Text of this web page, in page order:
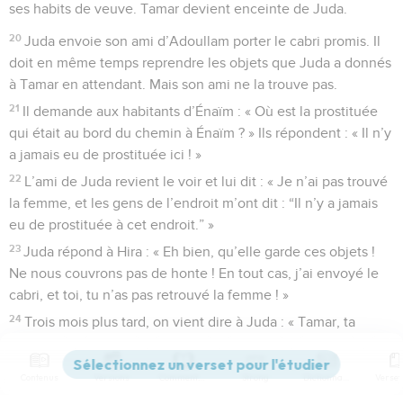
ses habits de veuve. Tamar devient enceinte de Juda.
20 Juda envoie son ami d’Adoullam porter le cabri promis. Il
doit en même temps reprendre les objets que Juda a donnés
à Tamar en attendant. Mais son ami ne la trouve pas.
21 Il demande aux habitants d’Énaïm : « Où est la prostituée
qui était au bord du chemin à Énaïm ? » Ils répondent : « Il n’y
a jamais eu de prostituée ici ! »
22 L’ami de Juda revient le voir et lui dit : « Je n’ai pas trouvé
la femme, et les gens de l’endroit m’ont dit : “Il n’y a jamais
eu de prostituée à cet endroit.” »
23 Juda répond à Hira : « Eh bien, qu’elle garde ces objets !
Ne nous couvrons pas de honte ! En tout cas, j’ai envoyé le
cabri, et toi, tu n’as pas retrouvé la femme ! »
24 Trois mois plus tard, on vient dire à Juda : « Tamar, ta
Juda répond : « Faites-la sortir et brûlez-la vivante ! »
Versions Commentaires Strong